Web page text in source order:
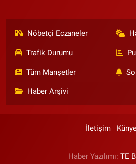
Nöbetçi Eczaneler
Trafik Durumu
Tüm Manşetler
Haber Arşivi
İletişim Künye
Haber Yazılımı: TE